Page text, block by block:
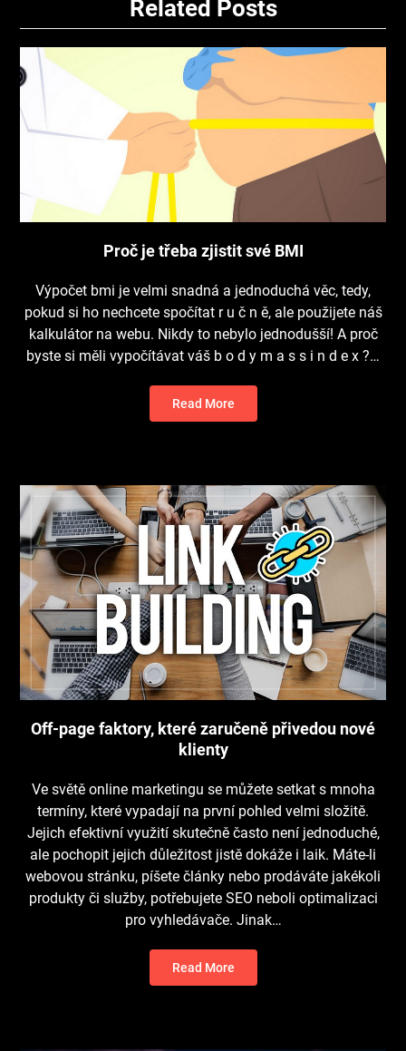
Related Posts
Proč je třeba zjistit své BMI
Výpočet bmi je velmi snadná a jednoduchá věc, tedy,
pokud si ho nechcete spočítat r u č n ě, ale použijete náš
kalkulátor na webu. Nikdy to nebylo jednodušší! A proč
byste si měli vypočítávat váš b o d y m a s s i n d e x ?…
Read More
Off-page faktory, které zaručeně přivedou nové
klienty
Ve světě online marketingu se můžete setkat s mnoha
termíny, které vypadají na první pohled velmi složitě.
Jejich efektivní využití skutečně často není jednoduché,
ale pochopit jejich důležitost jistě dokáže i laik. Máte-li
webovou stránku, píšete články nebo prodáváte jakékoli
produkty či služby, potřebujete SEO neboli optimalizaci
pro vyhledávače. Jinak…
Read More